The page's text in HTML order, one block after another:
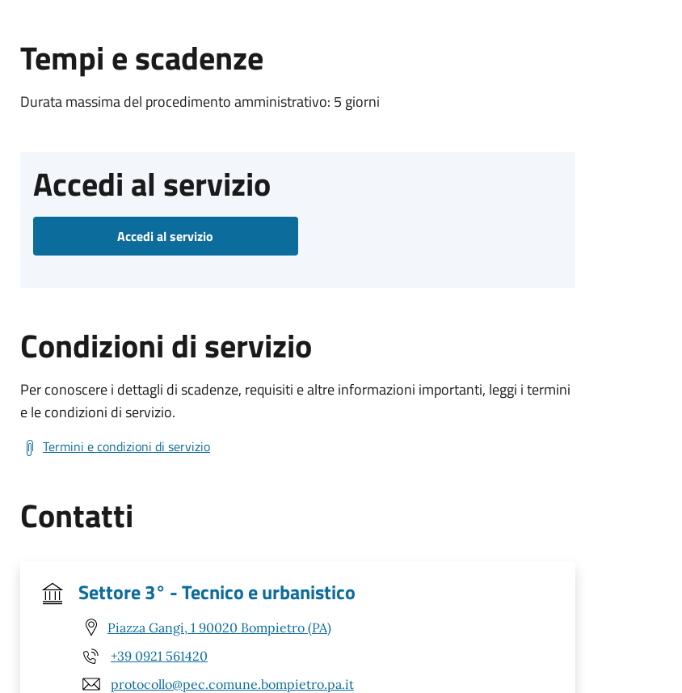
Tempi e scadenze
Durata massima del procedimento amministrativo: 5 giorni
Accedi al servizio
Accedi al servizio
Condizioni di servizio
Per conoscere i dettagli di scadenze, requisiti e altre informazioni importanti, leggi i termini
e le condizioni di servizio.
Termini e condizioni di servizio
Contatti
Settore 3° - Tecnico e urbanistico
Piazza Gangi, 1 90020 Bompietro (PA)
+39 0921 561420
protocollo@pec.comune.bompietro.pa.it